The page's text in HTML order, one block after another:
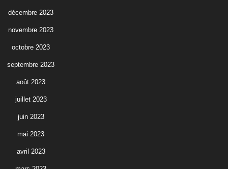
décembre 2023
novembre 2023
octobre 2023
septembre 2023
août 2023
juillet 2023
juin 2023
mai 2023
avril 2023